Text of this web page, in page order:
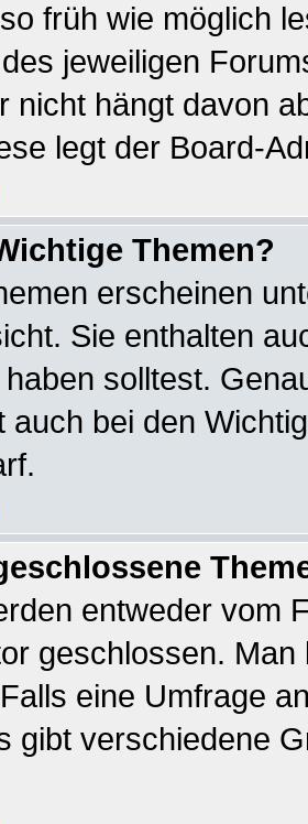
früh wie möglich
jeweiligen
nicht hängt davon
legt der Board-
Themen?
erscheinen
Sie enthalten
solltest.
auch bei den
entweder vom
geschlossen.
eine Umfrage
gibt verschiedene